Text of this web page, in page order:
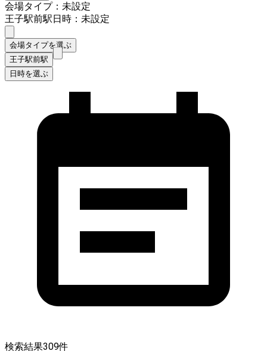
会場タイプ：未設定
王子駅前駅日時：未設定
会場タイプを選ぶ
王子駅前駅
日時を選ぶ
検索結果309件